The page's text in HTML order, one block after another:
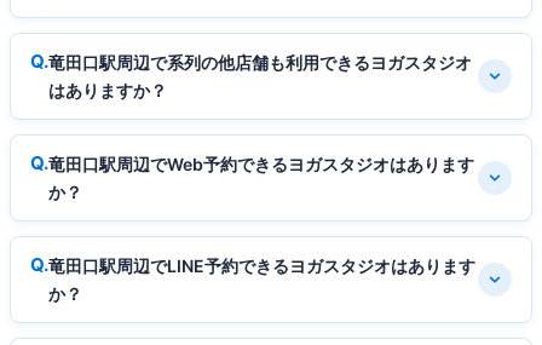
竜田口駅周辺で系列の他店舗も利用できるヨガスタジオ
はありますか？
竜田口駅周辺でWeb予約できるヨガスタジオはあります
か？
竜田口駅周辺でLINE予約できるヨガスタジオはあります
か？